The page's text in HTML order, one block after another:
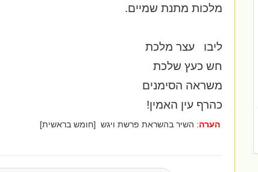
מלכות מתנת שמיים.
ליבו
עצר מלכת
חש כעץ שלכת
משראה הסימנים
כהרף עין האמין!
הערה: השיר בהשראת פרשת ויגש [חומש בראשית]